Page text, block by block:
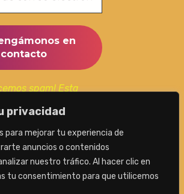
privacidad
para mejorar tu experiencia de
anuncios o contenidos
nuestro tráfico. Al hacer clic en
tu consentimiento para que utilicemos
spam! Esta
para mantenerte al
publicaciones.